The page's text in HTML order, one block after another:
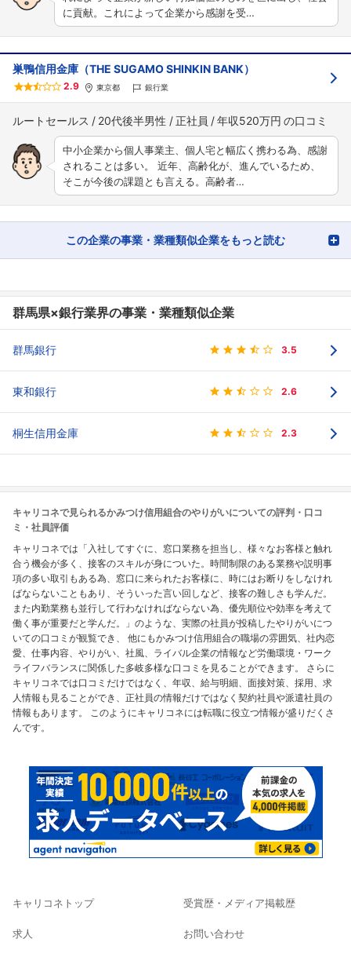
に貢献。これによって企業から感謝を受…
巣鴨信用金庫（THE SUGAMO SHINKIN BANK）
2.9 東京都 銀行業
ルートセールス 20代後半男性 正社員 年収520万円
中小企業から個人事業主、個人宅と幅広く携わる為、感謝
されることは多い。 近年、高齢化が、進んでいるため、
そこが今後の課題とも言える。高齢者…
この企業の事業・業種類似企業をもっと読む
群馬県×銀行業界の事業・業種類似企業
群馬銀行 3.5
東和銀行 2.6
桐生信用金庫 2.3
キャリコネで見られるかみつけ信用組合のやりがいについての評判・口コ
ミ・社員評価
キャリコネでは「入社してすぐに、窓口業務を担当し、様々なお客様と触れ
合う機会が多く、接客のスキルが身についた。時間制限のある業務や説明事
項の多い取引もある為、窓口に来られたお客様に、時にはお断りをしなけれ
ばならないこともあり、そういった言い回しなど、接客の難しさも学んだ。
また内勤業務も並行して行わなければならない為、優先順位や効率を考えて
働く事が重要だと学んだ。」のような、実際の社員が投稿したやりがいにつ
いての口コミが観覧でき、 他にもかみつけ信用組合の職場の雰囲気、社内恋
愛、仕事内容、やりがい、社風、ライバル企業の情報など労働環境・ワーク
ライフバランスに関係した多岐多様な口コミを見ることができます。 さらに
キャリコネでは口コミだけではなく、年収、給与明細、面接対策、採用、求
人情報も見ることができ、正社員の情報だけではなく契約社員や派遣社員の
情報もあります。 このようにキャリコネには転職に役立つ情報が盛りだくさ
んです。
キャリコネトップ
求人
受賞歴・メディア掲載歴
お問い合わせ